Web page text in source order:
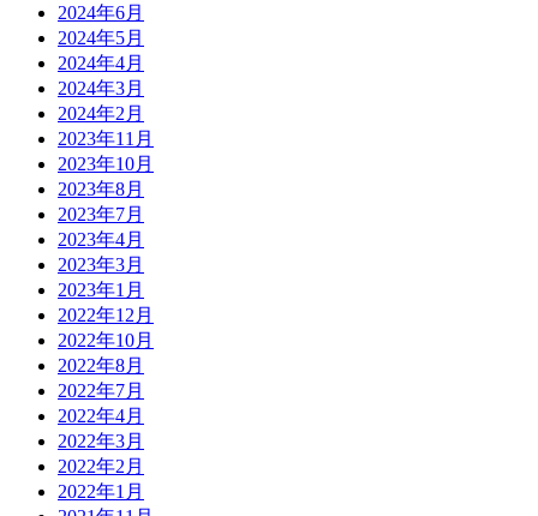
2024年6月
2024年5月
2024年4月
2024年3月
2024年2月
2023年11月
2023年10月
2023年8月
2023年7月
2023年4月
2023年3月
2023年1月
2022年12月
2022年10月
2022年8月
2022年7月
2022年4月
2022年3月
2022年2月
2022年1月